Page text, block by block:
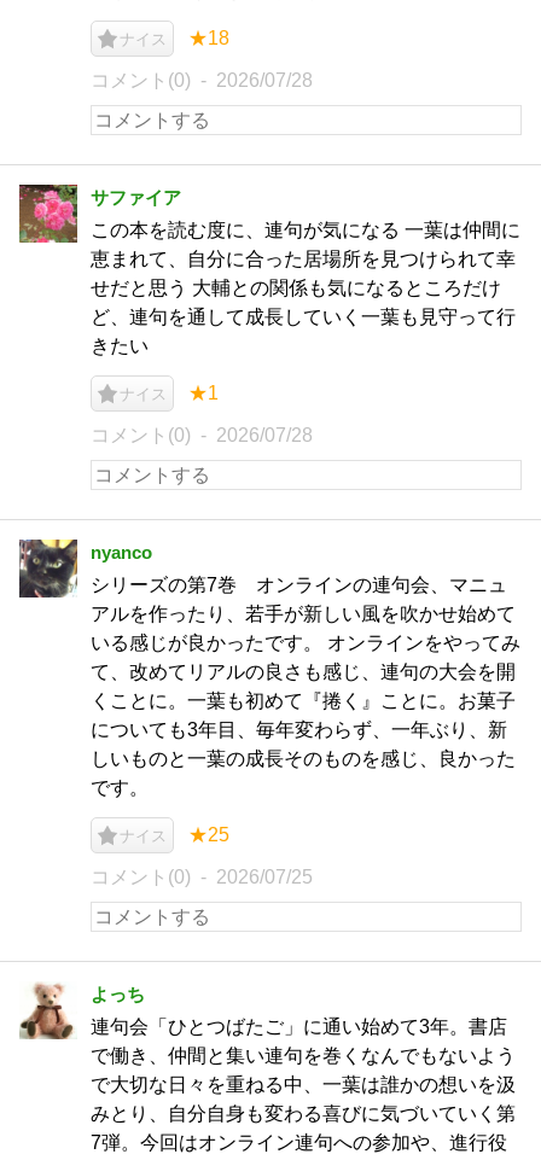
ナイス ★18
コメント(0) 2026/07/28
サファイア
この本を読む度に、連句が気になる 一葉は仲間に
恵まれて、自分に合った居場所を見つけられて幸
せだと思う 大輔との関係も気になるところだけ
ど、連句を通して成長していく一葉も見守って行
きたい
ナイス ★1
コメント(0) 2026/07/28
nyanco
シリーズの第7巻 オンラインの連句会、マニュ
アルを作ったり、若手が新しい風を吹かせ始めて
いる感じが良かったです。 オンラインをやってみ
て、改めてリアルの良さも感じ、連句の大会を開
くことに。一葉も初めて『捲く』ことに。お菓子
についても3年目、毎年変わらず、一年ぶり、新
しいものと一葉の成長そのものを感じ、良かった
です。
ナイス ★25
コメント(0) 2026/07/25
よっち
連句会「ひとつばたご」に通い始めて3年。書店
で働き、仲間と集い連句を巻くなんでもないよう
で大切な日々を重ねる中、一葉は誰かの想いを汲
みとり、自分自身も変わる喜びに気づいていく第
7弾。今回はオンライン連句への参加や、進行役